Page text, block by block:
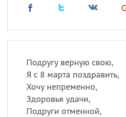
Подругу верную свою,
Я с 8 марта поздравить,
Хочу непременно,
Здоровья удачи,
Подруги отменной,